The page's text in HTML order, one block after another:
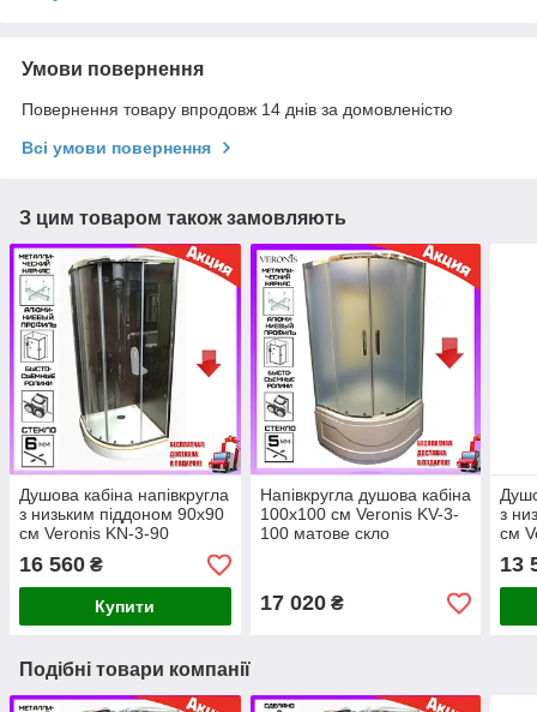
Умови повернення
Повернення товару впродовж 14 днів за домовленістю
Всі умови повернення
З цим товаром також замовляють
Душова кабіна напівкругла
з низьким піддоном 90х90
см Veronis KN-3-90
16 560 ₴
Купити
Напівкругла душова кабіна
100х100 см Veronis KV-3-
100 матове скло
17 020₴
з
см
13
Подібні товари компанії